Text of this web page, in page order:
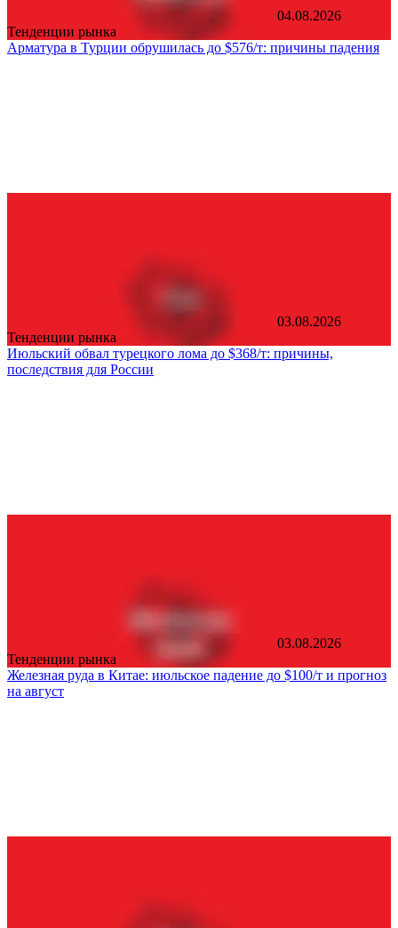
04.08.2026
Тенденции рынка
Арматура в Турции обрушилась до $576/т: причины падения
03.08.2026
Тенденции рынка
Июльский обвал турецкого лома до $368/т: причины,
последствия для России
03.08.2026
Тенденции рынка
Железная руда в Китае: июльское падение до $100/т и прогноз
на август